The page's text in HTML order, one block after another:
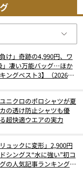
け」奇跡の4,990円、ワ
」凄い万能バッグ…ほか
ングベスト3】（2026年
ニクロのポロシャツが夏
の透け防止シャツも優
超快適ウエアの実力
ュックに変形」2,900円
シングス“水に強い”初コ
の人気記事ランキングベ